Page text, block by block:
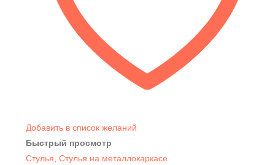
Добавить в список желаний
Быстрый просмотр
Стулья Стулья на металлокаркасе